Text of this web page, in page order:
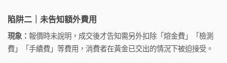
陷阱二｜未告知額外費用
現象： 報價時未說明，成交後才告知需另外扣除「熔金費」「檢測
費」「手續費」等費用，消費者在黃金已交出的情況下被迫接受。